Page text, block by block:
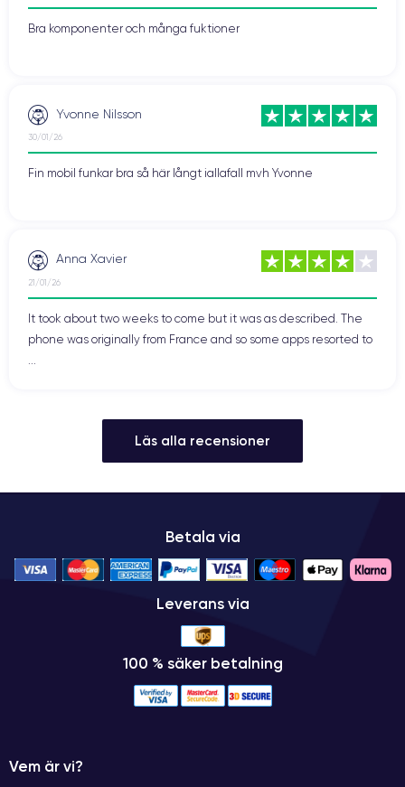
Bra komponenter och många fuktioner
Yvonne Nilsson
30/01/26
Fin mobil funkar bra så här långt iallafall mvh Yvonne
Anna Xavier
21/01/26
It took about two weeks to come but it was as described. The
phone was originally from France and so some apps resorted to
Läs alla recensioner
Betala via
Leverans via
100 % säker betalning
Vem är vi?